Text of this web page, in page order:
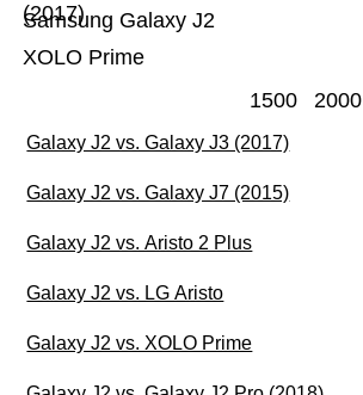
XOLO Prime
Samsung Galaxy J2
(2017)
1500 2000
Galaxy J2 vs. Galaxy J3 (2017)
Galaxy J2 vs. Galaxy J7 (2015)
Galaxy J2 vs. Aristo 2 Plus
Galaxy J2 vs. LG Aristo
Galaxy J2 vs. XOLO Prime